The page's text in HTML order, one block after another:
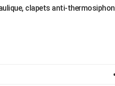
clapets anti-thermosiphon